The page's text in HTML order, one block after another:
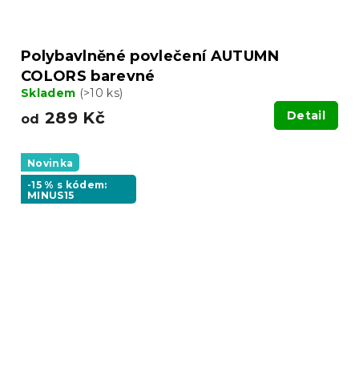
Polybavlněné povlečení AUTUMN
COLORS barevné
Skladem (>10 ks)
od 289 Kč Detail
Novinka
-15 % s kódem:
MINUS15